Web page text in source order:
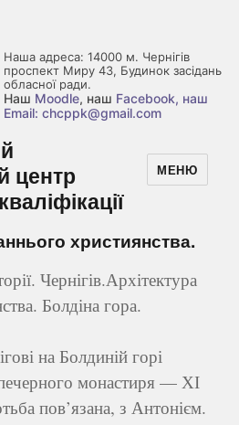
Наша адреса: 14000 м. Чернігів
проспект Миру 43, Будинок засідань
обласної ради.
Наш Moodle, наш Facebook, наш
Email: chcppk@gmail.com
центр
МЕНЮ
християнства.
Чернігів.Архітектура
Болдіна гора.
на Болдиній горі
монастиря — ХІ
пов’язана, з Антонієм.